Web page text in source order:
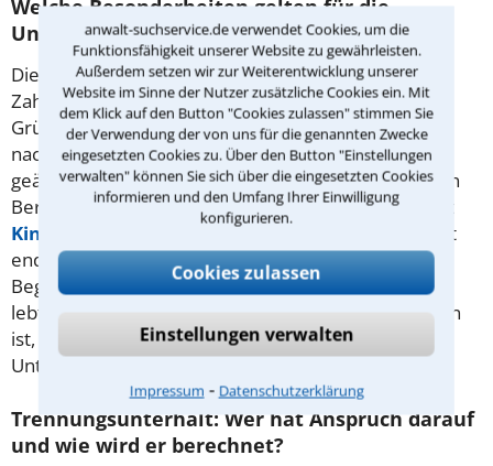
anwalt-suchservice.de verwendet Cookies, um die
Funktionsfähigkeit unserer Website zu gewährleisten.
Außerdem setzen wir zur Weiterentwicklung unserer
Website im Sinne der Nutzer zusätzliche Cookies ein. Mit
dem Klick auf den Button "Cookies zulassen" stimmen Sie
der Verwendung der von uns für die genannten Zwecke
eingesetzten Cookies zu. Über den Button "Einstellungen
verwalten" können Sie sich über die eingesetzten Cookies
informieren und den Umfang Ihrer Einwilligung
konfigurieren.
Cookies zulassen
Einstellungen verwalten
Impressum ⁃ Datenschutzerklärung
Welche Besonderheiten gelten für die
Unterhaltszahlung?
Die rechtskräftige Auflösung der Ehe beendet die
Zahlungen beim Unterhalt für Getrennte. Mögliche
Gründe für ein Ende der Zahlungen beim
nachehelichen Unterhalt sind eine neue Ehe oder
geänderte finanzielle Verhältnisse. Bis zum Ende von
Berufsausbildung und unter Umständen Studium ist
Kindesunterhalt
zu zahlen. Der Ehegattenunterhalt
endet auch durch Verwirkung, etwa, wenn der
Begünstigte in einer neuen, verfestigten Beziehung
lebt. Mit welchen Zahlungen in Ihrem Fall zu rechnen
ist, erläutert Ihnen ein erfahrener Anwalt für
Unterhaltsrecht in Münster.
Trennungsunterhalt: Wer hat Anspruch darauf
und wie wird er berechnet?